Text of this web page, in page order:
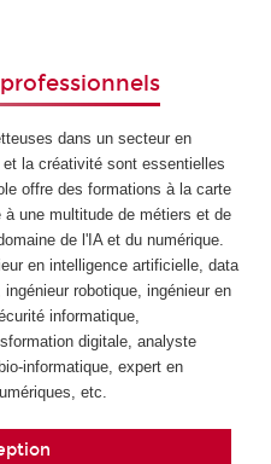
dans un secteur en
la créativité sont essentielles
offre des formations à la carte
une multitude de métiers et de
de l'IA et du numérique.
en intelligence artificielle, data
robotique, ingénieur en
informatique,
digitale, analyste
informatique, expert en
etc.